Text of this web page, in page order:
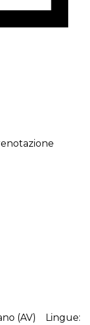
(AV) Lingue: